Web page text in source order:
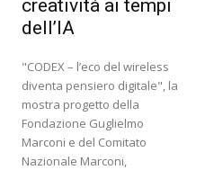
creatività ai tempi
dell’IA
"CODEX – l’eco del wireless
diventa pensiero digitale", la
mostra progetto della
Fondazione Guglielmo
Marconi e del Comitato
Nazionale Marconi,